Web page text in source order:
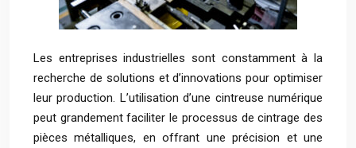
Les entreprises industrielles sont constamment à la
recherche de solutions et d’innovations pour optimiser
leur production. L’utilisation d’une cintreuse numérique
peut grandement faciliter le processus de cintrage des
pièces métalliques, en offrant une précision et une